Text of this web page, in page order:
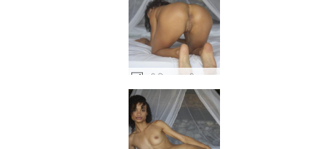
रूबी बिल्कुल सही आकार #20